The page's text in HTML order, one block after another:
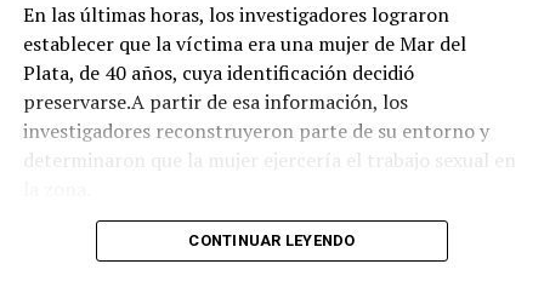
Evento: 30° Fiesta Nacional del Chocolate Artesanal
(ChocoGesell)
Fecha: Fin de semana largo del 17 de Agosto de 2026
Horario: De 11:00 a 21:00 hs.
Lugar: Pinar del Norte (Alameda 202 y Calle 303, Villa
Gesell)
visitantes
En las últimas horas, los investigadores lograron
establecer que la víctima era una mujer de Mar del
Plata, de 40 años, cuya identificación decidió
preservarse.A partir de esa información, los
investigadores reconstruyeron parte de su entorno y
determinaron que la mujer ejercería el trabajo sexual en
Según el portal Mi8, pese a que la escena donde fue
CONTINUAR LEYENDO